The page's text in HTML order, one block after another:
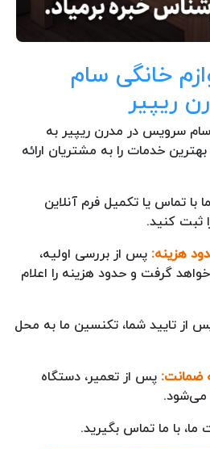
خانگی سام
ریپیر
سام سرویس در مدرن ریپیر به
خدمات را به مشتریان ارائه
با تماس یا تکمیل فرم آنلاین
ثبت کنید.
هزینه: پس از بررسی اولیه،
گرفت و حدود هزینه را اعلام
از تایید شما، تکنسین ما به محل
ضمانت: پس از تعمیر، دستگاه
می‌شود.
با ما تماس بگیرید.